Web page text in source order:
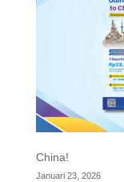
China!
Januari 23, 2026